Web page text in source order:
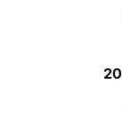
中文